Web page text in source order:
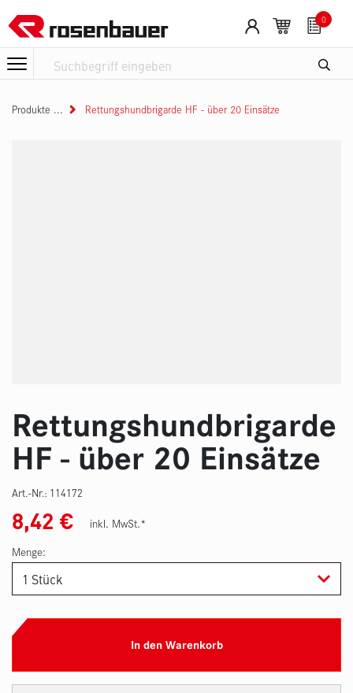
0
Produkte Rettungshundbrigarde HF - über 20 Einsätze
Rettungshundbrigarde
HF - über 20 Einsätze
Art.-Nr.: 114172
8,42 €
inkl. MwSt.*
Menge:
In den Warenkorb